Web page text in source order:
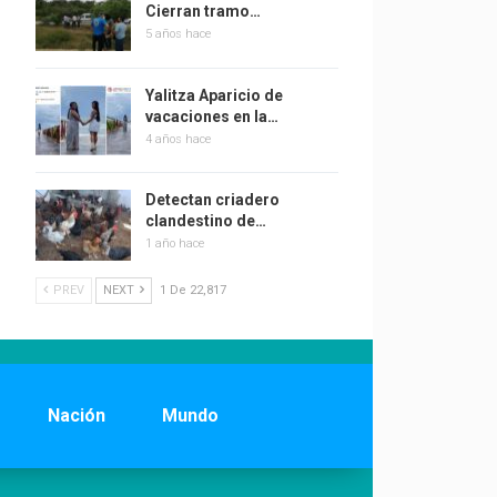
Cierran tramo…
5 años hace
Yalitza Aparicio de
vacaciones en la…
4 años hace
Detectan criadero
clandestino de…
1 año hace
PREV NEXT 1 De 22,817
Nación Mundo